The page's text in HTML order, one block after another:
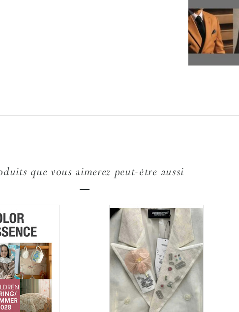
que vous aimerez peut-être aussi